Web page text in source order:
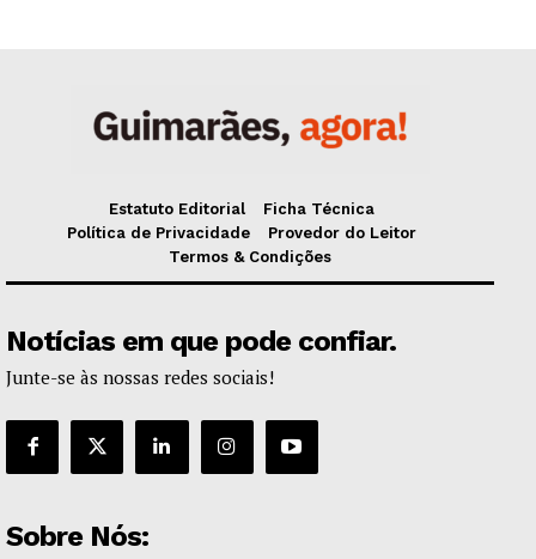
Estatuto Editorial
Ficha Técnica
Política de Privacidade
Provedor do Leitor
Termos & Condições
Notícias em que pode confiar.
Junte-se às nossas redes sociais!
Sobre Nós: